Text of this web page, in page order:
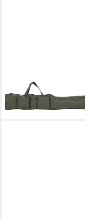
150 cm Oxford-Gewebe
ab 29,99 €
lieferbar - in 4-5 Werktagen